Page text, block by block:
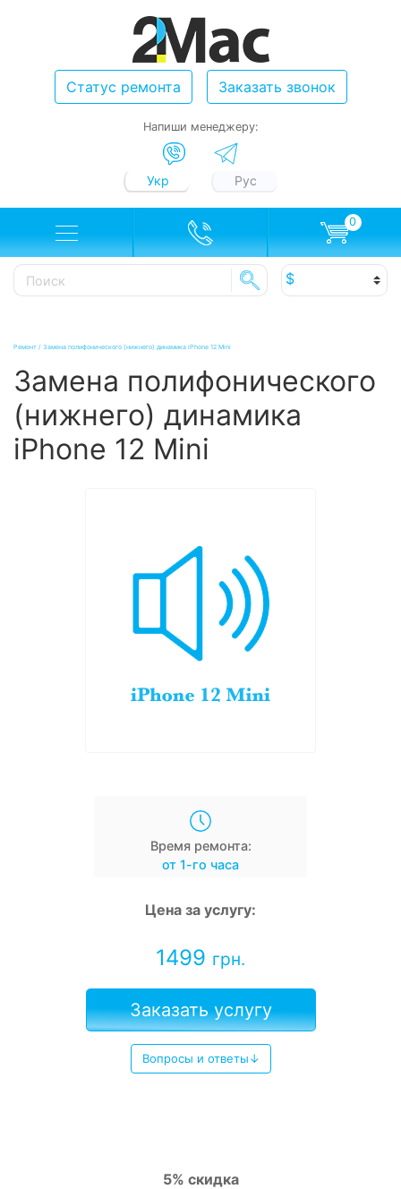
Статус ремонта Заказать звонок
Напиши менеджеру:
Укр Рус
0
Ремонт / Замена полифонического (нижнего) динамика iPhone 12 Mini
Замена полифонического
(нижнего) динамика
iPhone 12 Mini
Время ремонта:
от 1-го часа
Цена за услугу:
1499 грн.
Заказать услугу
Вопросы и ответы↓
5% скидка